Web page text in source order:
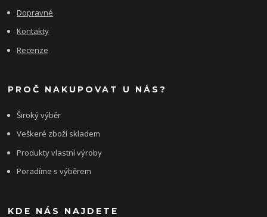
Dopravné
Kontakty
Recenze
PROČ NAKUPOVAT U NÁS?
Široký výběr
Veškeré zboží skladem
Produkty vlastní výroby
Poradíme s výběrem
KDE NÁS NAJDETE